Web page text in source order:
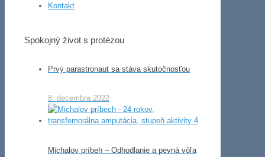
Kontakt
Spokojný život s protézou
Prvý parastronaut sa stáva skutočnosťou
8. decembra 2022
Michalov príbeh – Odhodlanie a pevná vôľa